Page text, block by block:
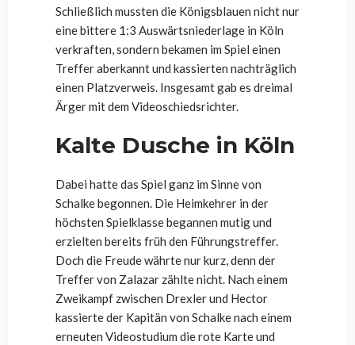
Schließlich mussten die Königsblauen nicht nur
eine bittere 1:3 Auswärtsniederlage in Köln
verkraften, sondern bekamen im Spiel einen
Treffer aberkannt und kassierten nachträglich
einen Platzverweis. Insgesamt gab es dreimal
Ärger mit dem Videoschiedsrichter.
Kalte Dusche in Köln
Dabei hatte das Spiel ganz im Sinne von
Schalke begonnen. Die Heimkehrer in der
höchsten Spielklasse begannen mutig und
erzielten bereits früh den Führungstreffer.
Doch die Freude währte nur kurz, denn der
Treffer von Zalazar zählte nicht. Nach einem
Zweikampf zwischen Drexler und Hector
kassierte der Kapitän von Schalke nach einem
erneuten Videostudium die rote Karte und